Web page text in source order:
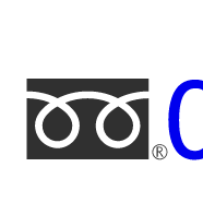
フ
リ
ー